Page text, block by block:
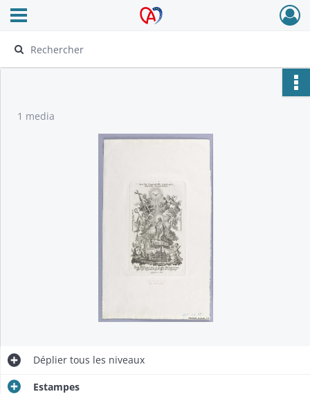
Archives Alsace - Colmar
Ouvrir le menu déroulant
1 media
Déplier tous les niveaux
Estampes